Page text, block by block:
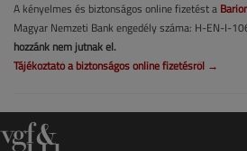
A kényelmes és biztonságos online fizetést a
Magyar Nemzeti Bank engedély száma: H-EN-I-
hozzánk nem jutnak el.
Tájékoztató a biztonságos online fizetésről →